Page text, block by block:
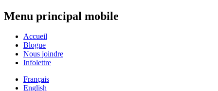
Menu principal mobile
Accueil
Blogue
Nous joindre
Infolettre
Français
English